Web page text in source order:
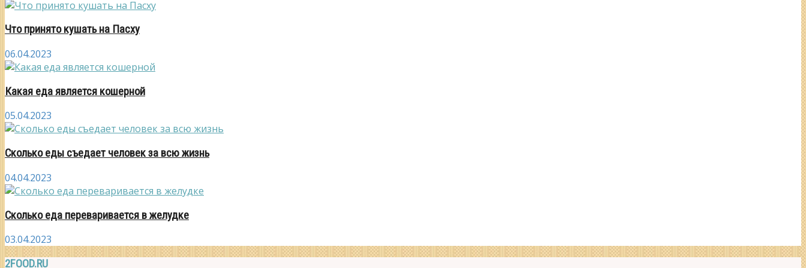
Что принято кушать на Пасху
06.04.2023
Какая еда является кошерной
05.04.2023
Сколько еды съедает человек за всю жизнь
04.04.2023
Сколько еда переваривается в желудке
03.04.2023
2FOOD.RU